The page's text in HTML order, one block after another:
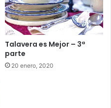
Talavera es Mejor – 3ª
parte
20 enero, 2020